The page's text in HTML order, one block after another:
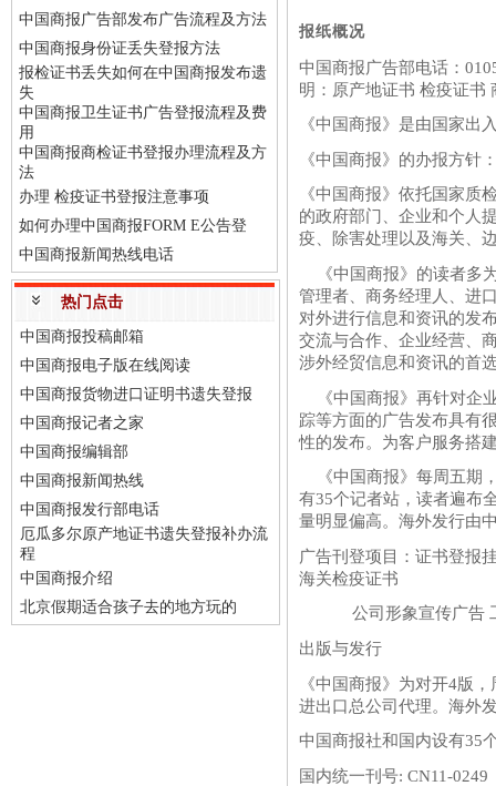
中国商报广告部发布广告流程及方法
中国商报身份证丢失登报方法
报检证书丢失如何在中国商报发布遗
失
中国商报卫生证书广告登报流程及费
用
中国商报商检证书登报办理流程及方
法
办理 检疫证书登报注意事项
如何办理中国商报FORM E公告登
中国商报新闻热线电话
热门点击
中国商报投稿邮箱
中国商报电子版在线阅读
中国商报货物进口证明书遗失登报
中国商报记者之家
中国商报编辑部
中国商报新闻热线
中国商报发行部电话
厄瓜多尔原产地证书遗失登报补办流
程
中国商报介绍
北京假期适合孩子去的地方玩的
报纸概况
中国商报广告部电话：
明：原产地证书 检疫证书
《中国商报》是由国家出
《中国商报》的办报方针
《中国商报》依托国家质
的政府部门、企业和个人
疫、除害处理以及海关、
《中国商报》的读者多
管理者、商务经理人、进
对外进行信息和资讯的发
交流与合作、企业经营、
涉外经贸信息和资讯的首
《中国商报》再针对企
踪等方面的广告发布具有
性的发布。为客户服务搭
《中国商报》每周五期
有35个记者站，读者遍布
量明显偏高。海外发行由
广告刊登项目：证书登
海关检疫证书
公司形象宣传广告 工
出版与发行
《中国商报》为对开4版
进出口总公司代理。海外
中国商报社和国内设有35
国内统一刊号: CN11-0249